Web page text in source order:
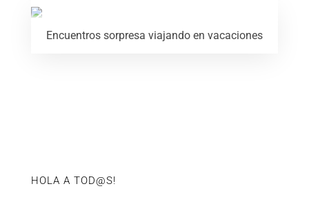
Encuentros sorpresa viajando en vacaciones
HOLA A TOD@S!